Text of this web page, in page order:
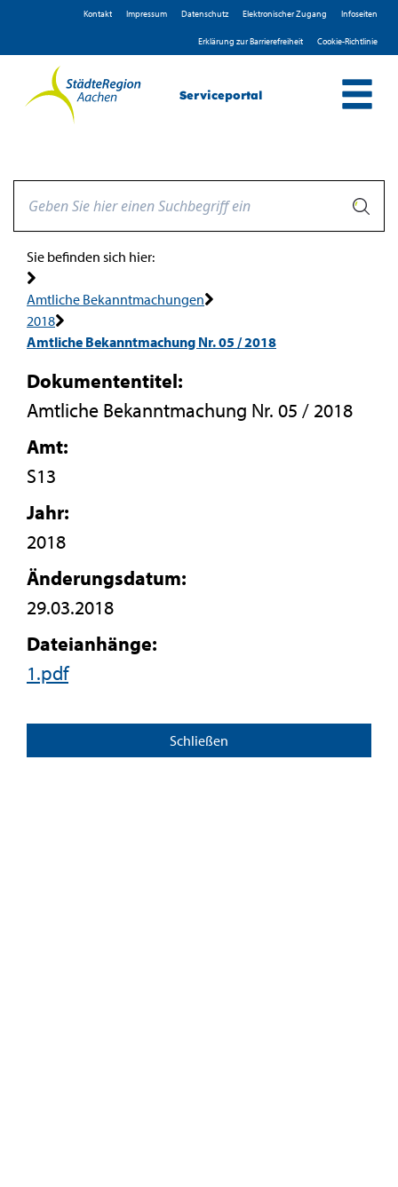
Zum Hauptinhalt springen
Zum Hauptinhalt
Kontakt Impressum D­atenschutz Elektronischer Zugang Infoseiten
Erklärung zur Barrierefreiheit Cookie-Richtlinie
Serviceportal
Sie befinden sich hier:
Amtliche Bekanntmachungen
2018
Amtliche Bekanntmachung Nr. 05 / 2018
Dokumententitel:
Amtliche Bekanntmachung Nr. 05 / 2018
Amt:
S13
Jahr:
2018
Änderungsdatum:
29.03.2018
Dateianhänge:
1.pdf
Schließen